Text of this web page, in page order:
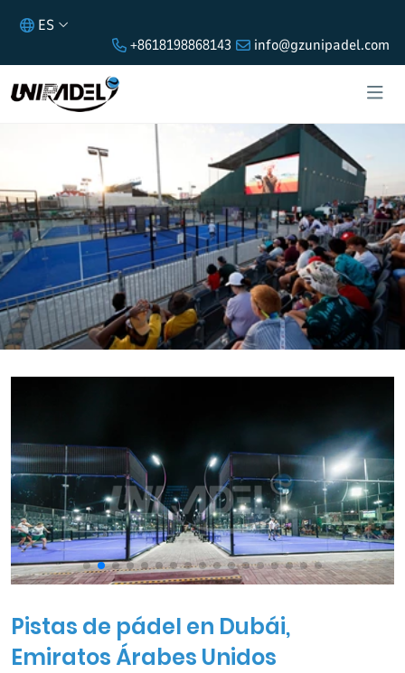
ES
+8618198868143
info@gzunipadel.com
Pistas de pádel en Dubái,
Emiratos Árabes Unidos